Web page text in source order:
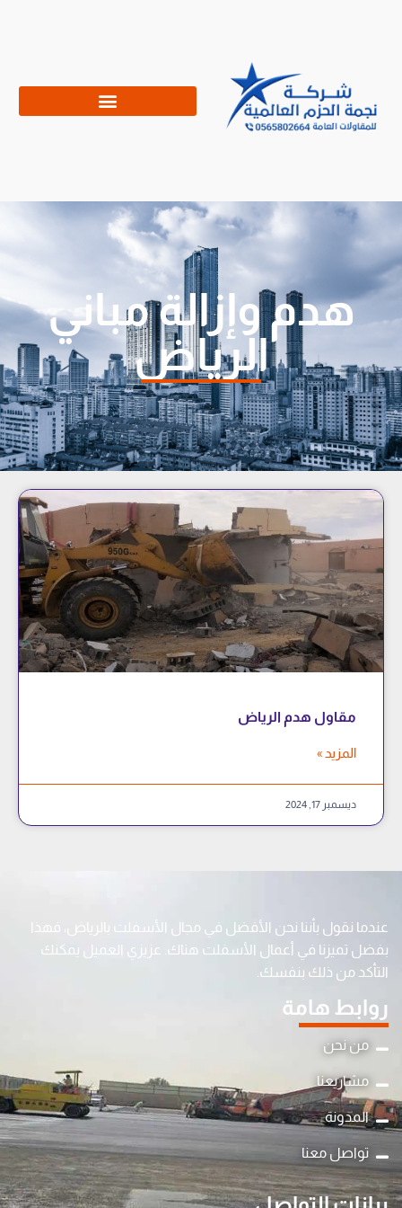
هدم وإزالة مباني
الرياض
مقاول هدم الرياض
المزيد »
ديسمبر 17, 2024
عندما نقول بأننا نحن الأفضل في مجال الأسفلت بالرياض، فهذا
بفضل تميزنا في أعمال الأسفلت هناك. عزيزي العميل يمكنك
التأكد من ذلك بنفسك.
روابط هامة
من نحن
مشاريعنا
المدونة
تواصل معنا
a
t